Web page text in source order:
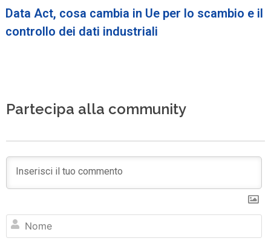
Data Act, cosa cambia in Ue per lo scambio e il
controllo dei dati industriali
Partecipa alla community